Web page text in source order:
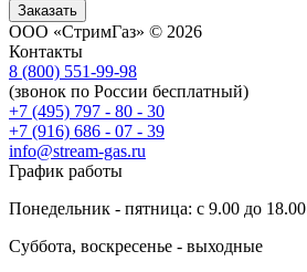
Заказать
ООО «СтримГаз» © 2026
Контакты
8 (800) 551-99-98
(звонок по России бесплатный)
+7 (495) 797 - 80 - 30
+7 (916) 686 - 07 - 39
info@stream-gas.ru
График работы
Понедельник - пятница: с 9.00 до 18.00
Суббота, воскресенье - выходные